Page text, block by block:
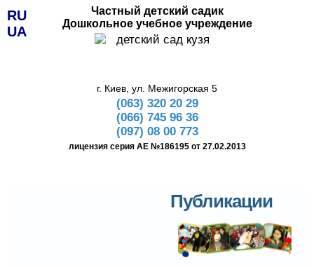
RU
UA
Частный детский садик
Дошкольное учебное учреждение
г. Киев, ул. Межигорская 5
(063) 320 20 29
(066) 745 96 36
(097) 08 00 773
лицензия серия АЕ №186195 от 27.02.2013
Публикации